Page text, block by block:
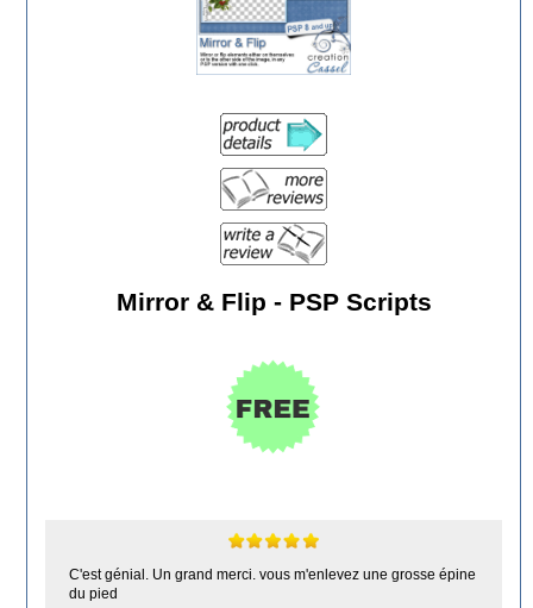
Mirror & Flip - PSP Scripts
C'est génial. Un grand merci. vous m'enlevez une grosse épine
du pied